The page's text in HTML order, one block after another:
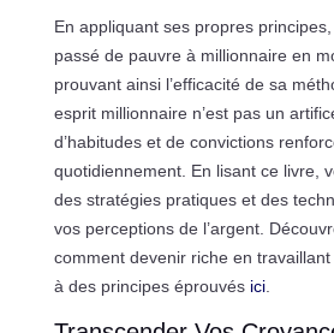
En appliquant ses propres
passé de pauvre à millionnaire en
prouvant ainsi l’efficacité de sa
esprit millionnaire n’est pas un
d’habitudes et de convictions
quotidiennement. En lisant ce livre,
des stratégies pratiques et des
vos perceptions de l’argent.
comment devenir riche en
à des principes éprouvés ici.